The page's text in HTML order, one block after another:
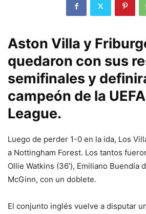
Aston Villa y
quedaron con sus
semifinales y
campeón de la
League.
Luego de perder 1-0 en la ida, Los
a Nottingham Forest. Los tantos
Ollie Watkins (36′), Emiliano Buendía
McGinn, con un doblete.
El conjunto inglés vuelve a disputar